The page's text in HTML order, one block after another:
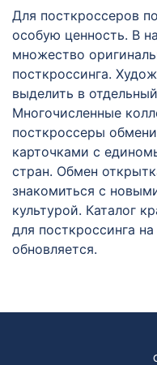
Для посткроссеров
особую ценность. В
множество
посткроссинга.
выделить в
Многочисленные
посткроссеры
карточками с
стран. Обмен
знакомиться с
культурой. Каталог
для посткроссинга
обновляется.